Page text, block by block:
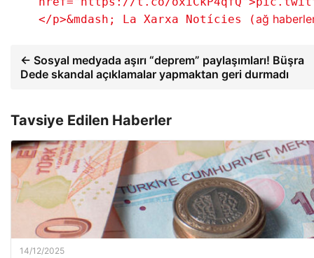
</p>&mdash; La Xarxa Notícies (ağ
← Sosyal medyada aşırı “deprem” paylaşımları! Büşra
Dede skandal açıklamalar yapmaktan geri durmadı
Tavsiye Edilen Haberler
14/12/2025